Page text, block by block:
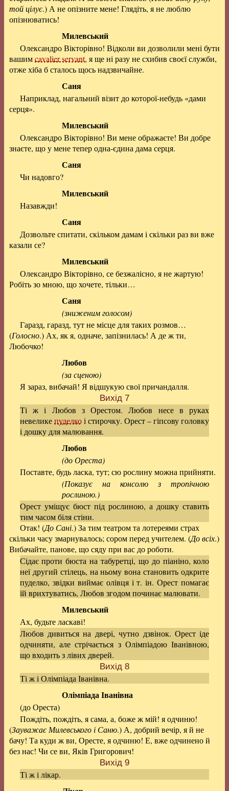
той цілує.) А не опізните мене! Глядіть, я не люблю
опізнюватись!
Милевський
Олександро Вікторівно! Відколи ви дозволили мені бути
вашимcavalier servant, я ще ні разу не схибив своєї служби,
отже хіба б сталось щось надзвичайне.
Саня
Наприклад, нагальний візит до которої-небудь «дами
серця».
Милевський
Олександро Вікторівно! Ви мене ображаєте! Ви добре
знаєте, що у мене тепер одна-єдина дама серця.
Саня
Чи надовго?
Милевський
Назавжди!
Саня
Дозвольте спитати, скільком дамам і скільки раз ви вже
казали се?
Милевський
Олександро Вікторівно, се безжалісно, я не жартую!
Робіть зо мною, що хочете, тільки…
Саня
(зниженим голосом)
Гаразд, гаразд, тут не місце для таких розмов…
(Голосно.) Ах, як я, одначе, запізнилась! А де ж ти,
Любочко!
Любов
(за сценою)
Я зараз, вибачай! Я відшукую свої причандалля.
Вихід 7
Ті ж і Любов з Орестом. Любов несе в руках
невеликепуделкоі стирочку. Орест – гіпсову головку
і дошку для малювання.
Любов
(до Ореста)
Поставте, будь ласка, тут; сю рослину можна прийняти.
(Показує на консолю з тропічною
рослиною.)
Орест уміщує бюст під рослиною, а дошку ставить
тим часом біля стіни.
Отак! (До Сані.) За тим театром та лотереями страх
скільки часу змарнувалось; сором перед учителем. (До всіх.)
Вибачайте, панове, що сяду при вас до роботи.
Сідає проти бюста на табуретці, що до піаніно, коло
неї другий стілець, на ньому вона становить одкрите
пуделко, звідки виймає олівця і т. ін. Орест помагає
їй врихтуватись, Любов згодом починає малювати.
Милевський
Ах, будьте ласкаві!
Любов дивиться на двері, чутно дзвінок. Орест іде
одчиняти, але стрічається з Олімпіадою Іванівною,
що входить з лівих дверей.
Вихід 8
Ті ж і Олімпіада Іванівна.
Олімпіада Іванівна
(до Ореста)
Пождіть, пождіть, я сама, а, боже ж мій! я одчиню!
(Зауважає Милевського і Саню.) А, добрий вечір, я й не
бачу! Та куди ж ви, Оресте, я одчиню! Е, вже одчинено й
без нас! Чи се ви, Яків Григорович!
Вихід 9
Ті ж і лікар.